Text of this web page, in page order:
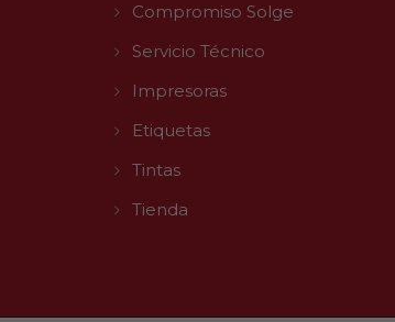
Compromiso Solge
Servicio Técnico
Impresoras
Etiquetas
Tintas
Tienda